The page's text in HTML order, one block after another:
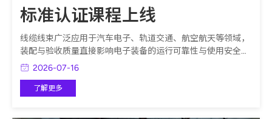
标准认证课程上线
线缆线束广泛应用于汽车电子、轨道交通、航空航天等领域，
装配与验收质量直接影响电子装备的运行可靠性与使用安全。
随着 IPC/WHMA-A-620F 新版中文标准正式发布，旧版判定
2026-07-16
了解更多